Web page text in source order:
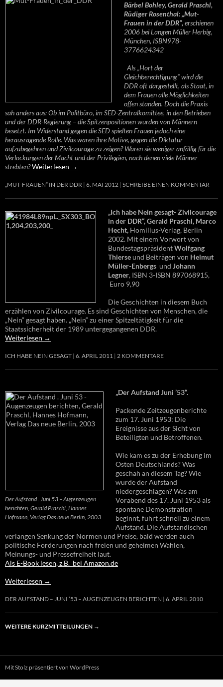
Bärbel Bohley, Gerald Praschl,
Rüdiger Rosenthal: „Mut-
Frauen in der DDR“,erschienen
2006 bei Langen Müller Herbig,
München, ISBN978-
3776624342
Als „Hort der
Gleichberechtigung“ wird die
DDR oft dargestellt, als Staat, in
dem Frauen alle Möglichkeiten
offen standen. Doch die Praxis
sah anders aus: Ob im Politbüro, im SED-Zentralkomittee, in den Betrieben
und der DDR-Regierung – die Spitzenpositionen wurden von Männern
besetzt. Im Widerstand gegen die SED spielten Frauen jedoch eine
herausragende Rolle. Was waren ihre Motive, gegen die Diktatur
aufzubegehren und Zivilcourage zu zeigen? Waren sie weniger anfällig für die
Verlockungen der Macht und der Privilegien, nach denen viele Männer
strebten?Weiterlesen →
„MUT-FRAUEN“ IN DER DDR 6. MAI 2012 SCHREIBE EINEN KOMMENTAR
„Ich habe Nein gesagt- Zivilcourage
in der DDR“, Gerald Praschl, Marco
Hecht, Homilius-Verlag, Berlin
2002. Mit einem Vorwort von
BundestagspräsidentWolfgang
Thierseund Beiträgen von Helmut
Müller-Enbergs und Johann
Legner, ISBN 3-ISBN 897068915,
Euro 9,90
Die Geschichten in diesem Buch
erzählen von Zivilcourage. Es sind Geschichten von Menschen, die
„Nein“ gesagt haben. „Nein“ zu einer Spitzeltätigkeit für die
Staatssicherheit der 1989 untergegangenen DDR.
Weiterlesen →
ICH HABE NEIN GESAGT 6. APRIL 2011 2 KOMMENTARE
Der Aufstand . Juni 53 – Augenzeugen
berichten, Gerald Praschl, Hannes
Hofmann, Verlag Das neue Berlin, 2003
„Der Aufstand Juni ’53“.
Packende Zeitzeugenberichte
zum 17. Juni 1953: Die
Ereignisse aus der Sicht von
Beteiligten und Betroffenen.
Wie kam es zu der Erhebung im
Osten Deutschlands? Was
geschah an diesem Tag? Wie
wurde der Aufstand
niedergeschlagen? Was am
Vorabend des 17. Juni 1953 als
spontane Demonstration
beginnt, führt schnell zu einem
Aufstand. Die Aufständischen
verlangen Senkung der Normen und Preise, bald werden auch
politische Forderungen nach freien und geheimen Wahlen,
Meinungs- und Pressefreiheit laut.
Als E-Book lesen, z.B. bei Amazon.de
Weiterlesen →
DER AUFSTAND – JUNI ’53 – AUGENZEUGEN BERICHTEN 6. APRIL 2010
WEITERE KURZMITTEILUNGEN →
Mit Stolz präsentiert von WordPress